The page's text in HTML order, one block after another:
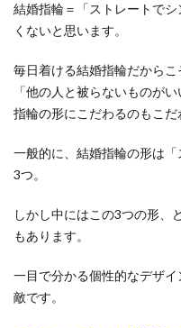
結婚指輪＝「ストレートで
くないと思います。
毎日着ける結婚指輪だからこ
「他の人と被らないものが
指輪の形にこだわるのもこだ
一般的に、結婚指輪の形は
3つ。
しかし中にはこの3つの形、
もあります。
一目で分かる個性的なデザ
敵です。